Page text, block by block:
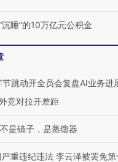
沉睡”的10万亿元公积金
节跳动开全员会复盘AI业务进
竞对拉开差距
是镜子，是蒸馏器
严重违纪违法 李云泽被罢免第